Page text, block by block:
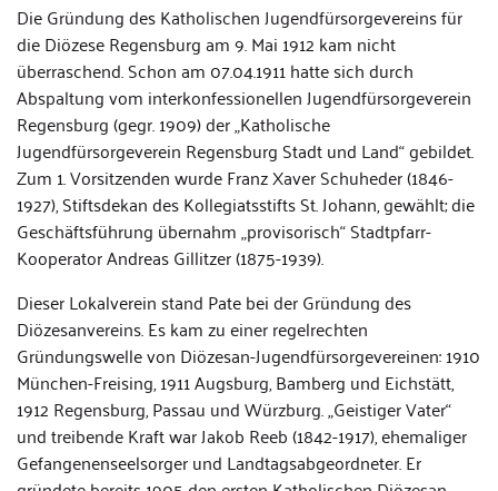
Die Gründung des Katholischen Jugendfürsorgevereins für
die Diözese Regensburg am 9. Mai 1912 kam nicht
überraschend. Schon am 07.04.1911 hatte sich durch
Abspaltung vom interkonfessionellen Jugendfürsorgeverein
Regensburg (gegr. 1909) der „Katholische
Jugendfürsorgeverein Regensburg Stadt und Land“ gebildet.
Zum 1. Vorsitzenden wurde Franz Xaver Schuheder (1846-
1927), Stiftsdekan des Kollegiatsstifts St. Johann, gewählt; die
Geschäftsführung übernahm „provisorisch“ Stadtpfarr-
Kooperator Andreas Gillitzer (1875-1939).
Dieser Lokalverein stand Pate bei der Gründung des
Diözesanvereins. Es kam zu einer regelrechten
Gründungswelle von Diözesan-Jugendfürsorgevereinen: 1910
München-Freising, 1911 Augsburg, Bamberg und Eichstätt,
1912 Regensburg, Passau und Würzburg. „Geistiger Vater“
und treibende Kraft war Jakob Reeb (1842-1917), ehemaliger
Gefangenenseelsorger und Landtagsabgeordneter. Er